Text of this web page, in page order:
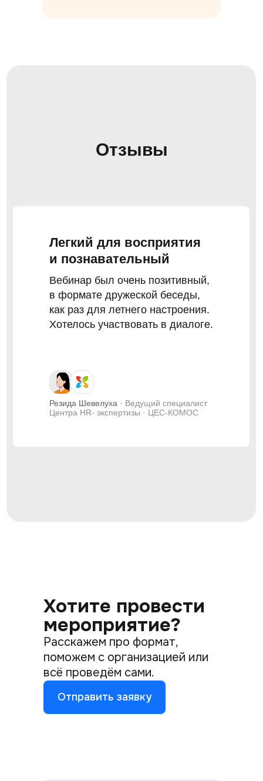
Отзывы
Резида Шевелуха · Ведущий специалист
Центра HR- экспертизы · ЦЕС-КОМОС
Легкий для восприятия
и познавательный
Вебинар был очень позитивный,
в формате дружеской беседы,
как раз для летнего настроения.
Хотелось участвовать в диалоге.
Хотите провести
мероприятие?
Расскажем про формат,
поможем с организацией или
всё проведём сами.
Отправить заявку